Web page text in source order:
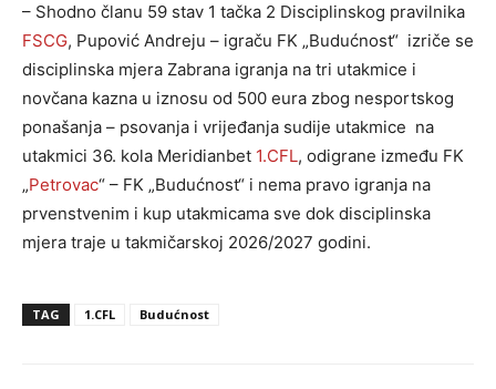
– Shodno članu 59 stav 1 tačka 2 Disciplinskog pravilnika
FSCG, Pupović Andreju – igraču FK „Budućnost“ izriče se
disciplinska mjera Zabrana igranja na tri utakmice i
novčana kazna u iznosu od 500 eura zbog nesportskog
ponašanja – psovanja i vrijeđanja sudije utakmice na
utakmici 36. kola Meridianbet 1.CFL, odigrane između FK
„Petrovac“ – FK „Budućnost“ i nema pravo igranja na
prvenstvenim i kup utakmicama sve dok disciplinska
mjera traje u takmičarskoj 2026/2027 godini.
TAG 1.CFL Budućnost